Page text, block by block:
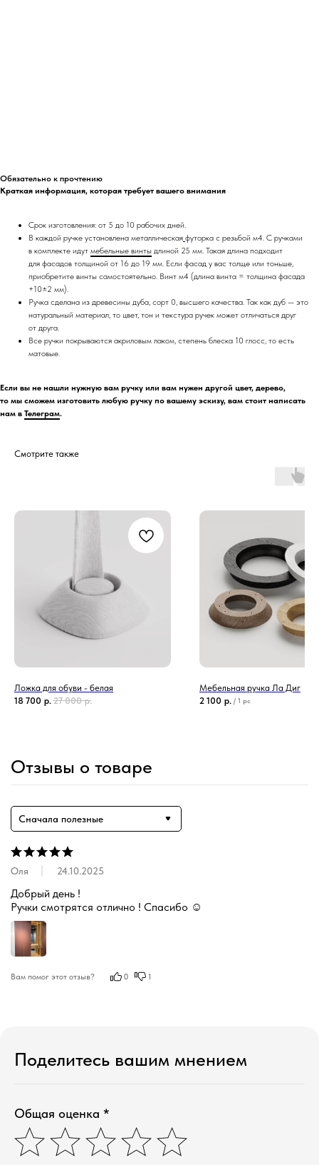
Обязательно к прочтению
Краткая информация, которая требует вашего внимания
Срок изготовления: от 5 до 10 рабочих дней.
В каждой ручке установлена металлическая футорка с резьбой м4. С ручками
в комплекте идут мебельные винты длиной 25 мм. Такая длина подходит
для фасадов толщиной от 16 до 19 мм. Если фасад у вас толще или тоньше,
приобретите винты самостоятельно. Винт м4 (длина винта = толщина фасада
+10±2 мм).
Ручка сделана из древесины дуба, сорт 0, высшего качества. Так как дуб — это
натуральный материал, то цвет, тон и текстура ручек может отличаться друг
от друга.
Все ручки покрываются акриловым лаком, степень блеска 10 глосс, то есть
матовые.
Если вы не нашли нужную вам ручку или вам нужен другой цвет, дерево,
то мы сможем изготовить любую ручку по вашему эскизу, вам стоит написать
нам в Телеграм.
Смотрите также
Ложка для обуви - белая
18 700 р. 27 000 р.
Мебельная ручка Ла Диг
2 100 р. / 1 pc
Отзывы о товаре
Сначала полезные
Оля 24.10.2025
Добрый день !
Ручки смотрятся отлично ! Спасибо ☺️
Вам помог этот отзыв? 0 1
Поделитесь вашим мнением
Общая оценка *